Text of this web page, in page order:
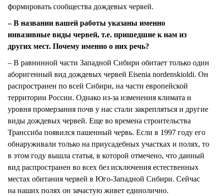
формировать сообщества дождевых червей.
– В названии вашей работы указаны именно
инвазивные виды червей, т.е. пришедшие к нам из
других мест. Почему именно о них речь?
– В равнинной части Западной Сибири обитает только один
аборигенный вид дождевых червей Eisenia nordenskioldi. Он
распространен по всей Сибири, на части европейской
территории России. Однако из-за изменения климата и
уровня промерзания почв у нас стали закрепляться и другие
виды дождевых червей. Еще во времена строительства
Транссиба появился пашенный червь. Если в 1997 году его
обнаруживали только на приусадебных участках и полях, то
в этом году вышла статья, в которой отмечено, что данный
вид распространен во всех без исключения естественных
местах обитания червей в Юго-Западной Сибири. Сейчас
на наших полях он зачастую живет единолично.